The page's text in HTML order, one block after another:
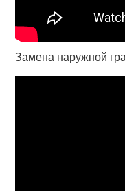
Замена наружной